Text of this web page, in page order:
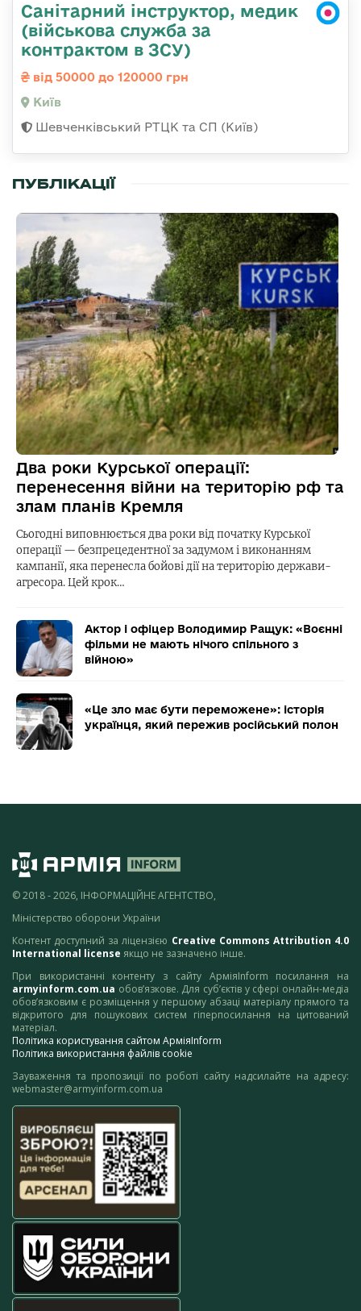
Санітарний інструктор, медик
(військова служба за
контрактом в ЗСУ)
від 50000 до 120000 грн
Київ
Шевченківський РТЦК та СП (Київ)
ПУБЛІКАЦІЇ
Два роки Курської операції:
перенесення війни на територію рф та
злам планів Кремля
Сьогодні виповнюється два роки від початку Курської
операції — безпрецедентної за задумом і виконанням
кампанії, яка перенесла бойові дії на територію держави-
агресора. Цей крок…
Актор і офіцер Володимир Ращук: «Воєнні
фільми не мають нічого спільного з
війною»
«Це зло має бути переможене»: історія
українця, який пережив російський полон
© 2018 - 2026, ІНФОРМАЦІЙНЕ АГЕНТСТВО,
Міністерство оборони України
Контент доступний за ліцензією Creative Commons Attribution 4.0
International license якщо не зазначено інше.
При використанні контенту з сайту АрміяInform посилання на
armyinform.com.ua обов’язкове. Для суб’єктів у сфері онлайн-медіа
обов’язковим є розміщення у першому абзаці матеріалу прямого та
відкритого для пошукових систем гіперпосилання на цитований
матеріал.
Політика користування сайтом АрміяInform
Політика використання файлів cookie
Зауваження та пропозиції по роботі сайту надсилайте на адресу:
webmaster@armyinform.com.ua